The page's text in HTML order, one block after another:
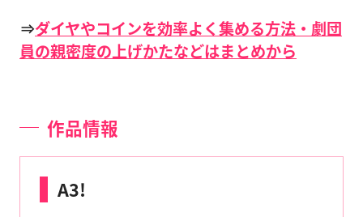
⇒ダイヤやコインを効率よく集める方法・劇団
員の親密度の上げかたなどはまとめから
作品情報
A3!